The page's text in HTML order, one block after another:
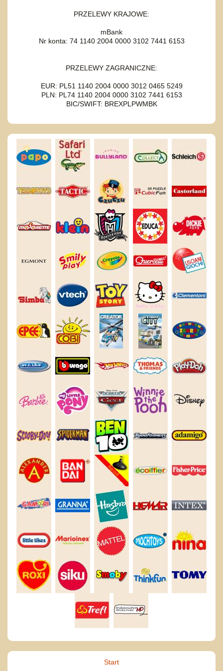
PRZELEWY KRAJOWE:
mBank
Nr konta: 74 1140 2004 0000 3102 7441 6153
PRZELEWY ZAGRANICZNE:
EUR: PL51 1140 2004 0000 3012 0465 5249
PLN: PL74 1140 2004 0000 3102 7441 6153
BIC/SWIFT: BREXPLPWMBK
Start